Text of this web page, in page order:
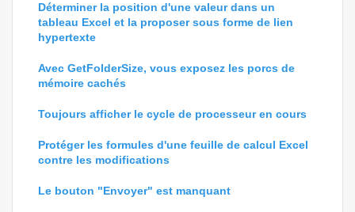
Déterminer la position d'une valeur dans un
tableau Excel et la proposer sous forme de lien
hypertexte
Avec GetFolderSize, vous exposez les porcs de
mémoire cachés
Toujours afficher le cycle de processeur en cours
Protéger les formules d'une feuille de calcul Excel
contre les modifications
Le bouton "Envoyer" est manquant